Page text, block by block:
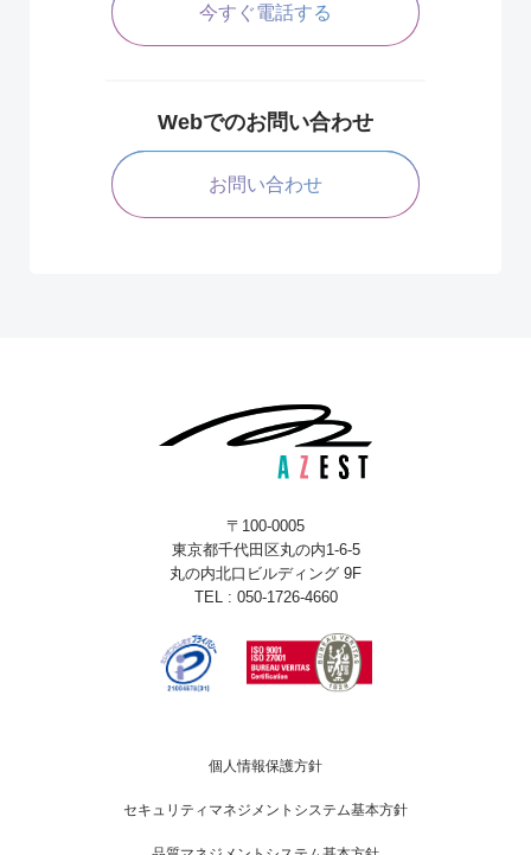
今すぐ電話する
Webでのお問い合わせ
お問い合わせ
〒100-0005
東京都千代田区丸の内1-6-5
丸の内北口ビルディング 9F
TEL : 050-1726-4660
個人情報保護方針
セキュリティマネジメントシステム基本方針